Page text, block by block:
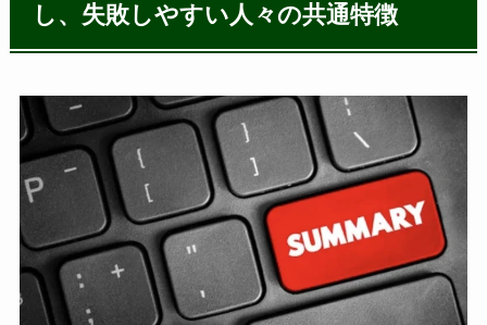
し、失敗しやすい人々の共通特徴